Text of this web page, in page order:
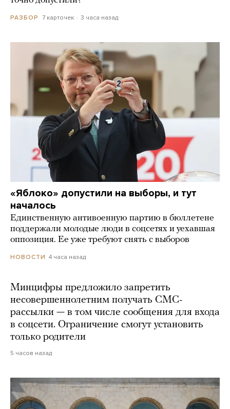
РАЗБОР 7 карточек 3 часа назад
«Яблоко» допустили на выборы, и тут
началось
Единственную антивоенную партию в бюллетене
поддержали молодые люди в соцсетях и уехавшая
оппозиция. Ее уже требуют снять с выборов
НОВОСТИ 4 часа назад
Минцифры предложило запретить
несовершеннолетним получать СМС-
рассылки — в том числе сообщения для входа
в соцсети. Ограничение смогут установить
только родители
5 часов назад